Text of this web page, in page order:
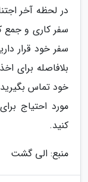
در لحظه آخر
سفر کاری و جمع
سفر خود قرار
بلافاصله برای
خود تماس
مورد احتیاج
کنید.
منبع: الی گشت